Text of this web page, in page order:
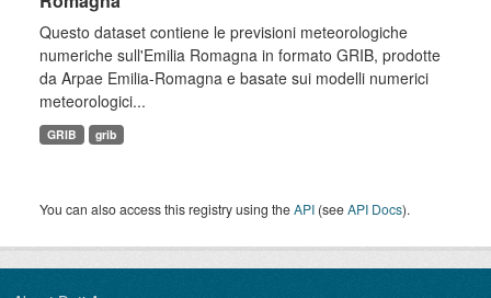
Questo dataset contiene le previsioni meteorologiche
numeriche sull'Emilia Romagna in formato GRIB, prodotte
da Arpae Emilia-Romagna e basate sui modelli numerici
meteorologici...
GRIB grib
You can also access this registry using theAPI (seeAPI Docs).